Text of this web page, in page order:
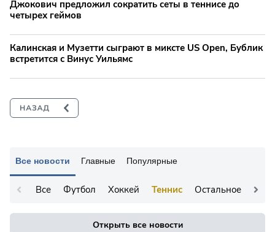
Все новости Главные Популярные
Все Футбол Хоккей Теннис Остальное
Открыть все новости
Джокович предложил сократить сеты в теннисе до
четырех геймов
Калинская и Музетти сыграют в миксте US Open, Бублик
встретится с Винус Уильямс